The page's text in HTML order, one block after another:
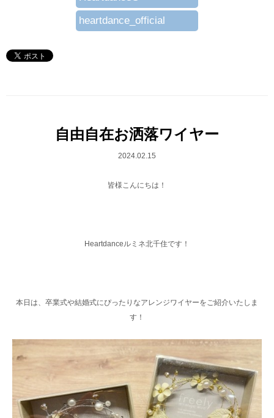
heartdance_official
自由自在お洒落ワイヤー
2024.02.15
皆様こんにちは！
Heartdanceルミネ北千住です！
本日は、卒業式や結婚式にぴったりなアレンジワイヤーをご紹介いたしま
す！